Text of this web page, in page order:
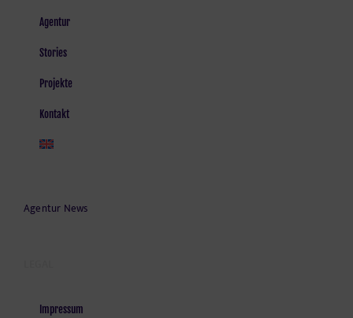
Agentur
Stories
Projekte
Kontakt
Agentur News
Impressum